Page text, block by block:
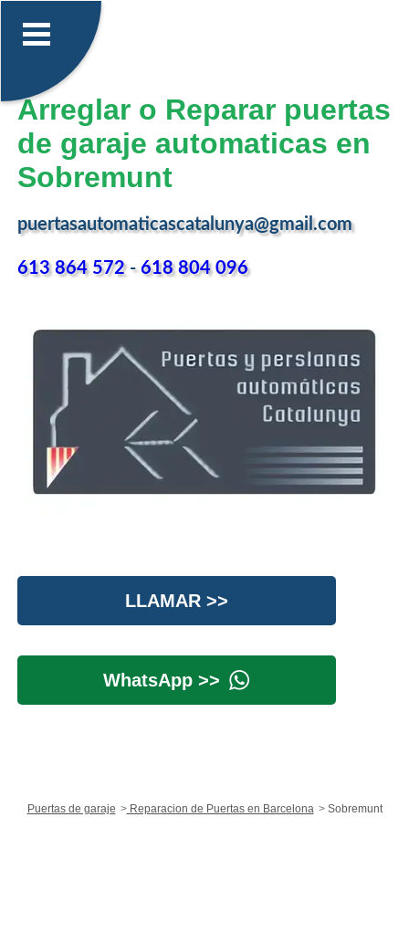
Arreglar o Reparar puertas
de garaje automaticas en
Sobremunt
puertasautomaticascatalunya@gmail.com
613 864 572-618 804 096
LLAMAR >>
WhatsApp >>
Puertas de garaje Reparacion de Puertas en Barcelona Sobremunt